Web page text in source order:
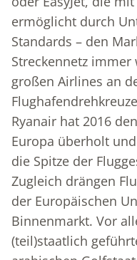
ermöglicht durch
Standards – den
Streckennetz
großen Airlines an
Ryanair hat 2016
Europa überholt
die Spitze der
Zugleich drängen
der Europäischen
Binnenmarkt. Vor
(teil)staatlich